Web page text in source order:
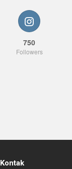
750
Followers
Kontak